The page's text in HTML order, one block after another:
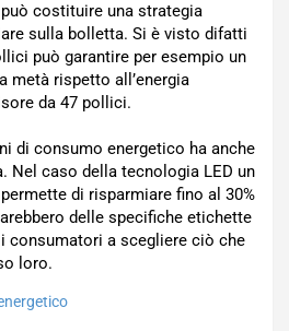
costituire una strategia
sulla bolletta. Si è visto difatti
può garantire per esempio un
metà rispetto all’energia
da 47 pollici.
di consumo energetico ha anche
Nel caso della tecnologia LED un
di risparmiare fino al 30%
delle specifiche etichette
consumatori a scegliere ciò che
loro.